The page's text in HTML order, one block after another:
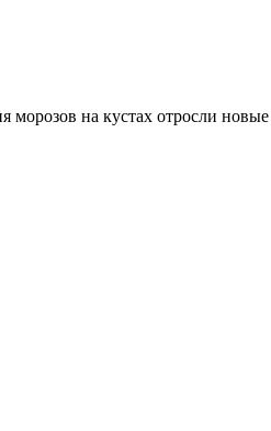
морозов на кустах отросли новые